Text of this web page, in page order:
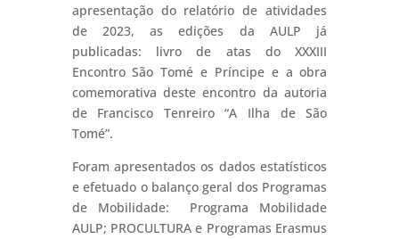
apresentação do relatório de atividades
de 2023, as edições da AULP já
publicadas: livro de atas do XXXIII
Encontro São Tomé e Príncipe e a obra
comemorativa deste encontro da autoria
de Francisco Tenreiro “A Ilha de São
Tomé”.
Foram apresentados os dados estatísticos
e efetuado o balanço geral dos Programas
de Mobilidade: Programa Mobilidade
AULP; PROCULTURA e Programas Erasmus